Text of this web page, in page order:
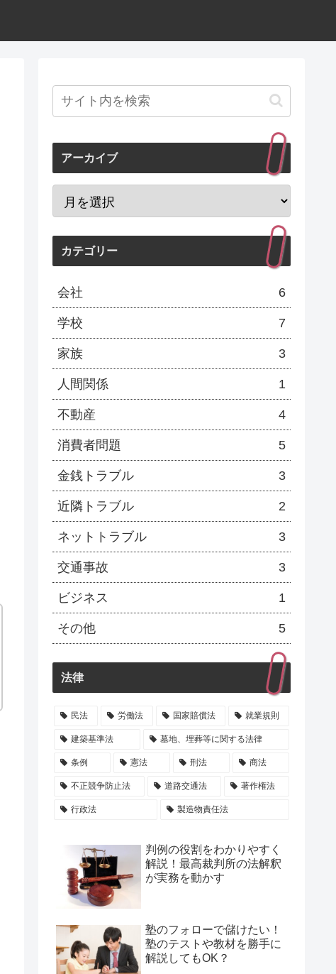
アーカイブ
カテゴリー
会社 6
学校 7
家族 3
人間関係 1
不動産 4
消費者問題 5
金銭トラブル 3
近隣トラブル 2
ネットトラブル 3
交通事故 3
ビジネス 1
その他 5
法律
民法 労働法 国家賠償法 就業規則
建築基準法 墓地、埋葬等に関する法律
条例 憲法 刑法 商法
不正競争防止法 道路交通法 著作権法
行政法 製造物責任法
判例の役割をわかりやすく
解説！最高裁判所の法解釈
が実務を動かす
塾のフォローで儲けたい！
塾のテストや教材を勝手に
解説してもOK？